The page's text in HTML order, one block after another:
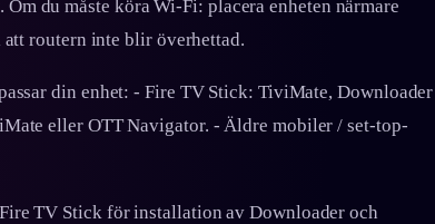
du måste köra Wi‑Fi: placera enheten närmare
routern inte blir överhettad.
din enhet: - Fire TV Stick: TiviMate, Downloader
eller OTT Navigator. - Äldre mobiler / set‑top-
TV Stick för installation av Downloader och